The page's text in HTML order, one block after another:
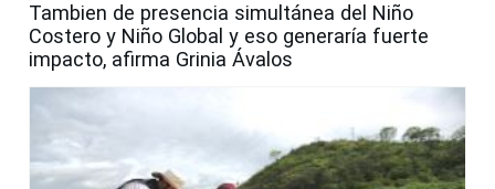
Tambien de presencia simultánea del Niño
Costero y Niño Global y eso generaría fuerte
impacto, afirma Grinia Ávalos